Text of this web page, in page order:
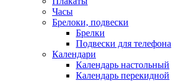
Часы
Брелоки, подвески
Брелки
Подвески для телефона
Календари
Календарь настольный
Календарь перекидной